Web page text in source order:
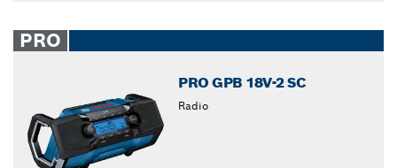
PRO
PRO GPB 18V-2 SC
Radio